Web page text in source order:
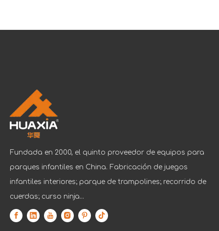
Fundada en 2000, el quinto proveedor de equipos para
parques infantiles en China. Fabricación de juegos
infantiles interiores; parque de trampolines; recorrido de
cuerdas; curso ninja...